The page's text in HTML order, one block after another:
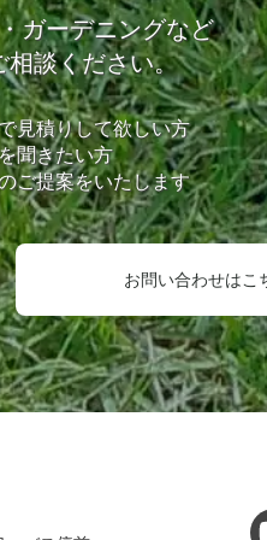
ガーデニングなど
相談ください。
見積りして欲しい方
聞きたい方
ご提案をいたします
お問い合わせはこ